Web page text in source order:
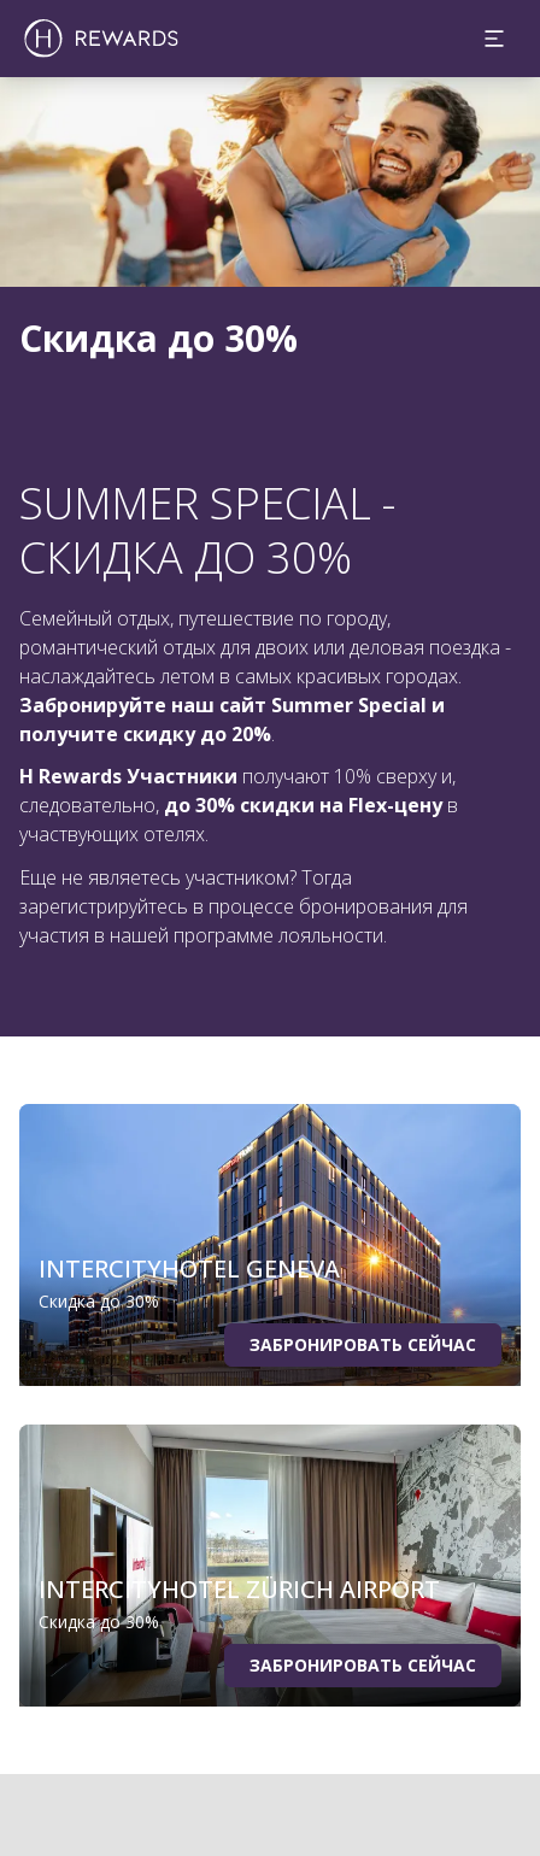
Слайд 1 из 1
Скидка до 30%
SUMMER SPECIAL -
СКИДКА ДО 30%
Семейный отдых, путешествие по городу,
романтический отдых для двоих или деловая поездка -
наслаждайтесь летом в самых красивых городах.
Забронируйте наш сайт Summer Special и
получите скидку до 20%.
H Rewards Участники получают 10% сверху и,
следовательно, до 30% скидки на Flex-ценув
участвующих отелях.
Еще не являетесь участником? Тогда
зарегистрируйтесь в процессе бронирования для
участия в нашей программе лояльности.
INTERCITYHOTEL GENEVA
Скидка до 30%
ЗАБРОНИРОВАТЬ СЕЙЧАС
INTERCITYHOTEL ZÜRICH AIRPORT
Скидка до 30%
ЗАБРОНИРОВАТЬ СЕЙЧАС